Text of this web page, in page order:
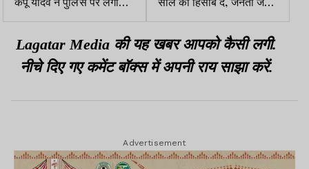
दुर्व्यवहार का आरोप, डीसी-
एसपी से शिकायत
मांग रही- विनोद कुशवाहा
Lagatar Media की यह खबर आपको कैसी लगी.
नीचे दिए गए कमेंट बॉक्स में अपनी राय साझा करें.
Advertisement